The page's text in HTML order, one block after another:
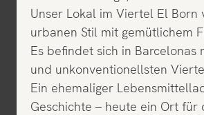
Unser Lokal im Viertel El Born
urbanen Stil mit gemütlichem
Es befindet sich in Barcelonas
und unkonventionellsten
Ein ehemaliger
Geschichte – heute ein Ort für